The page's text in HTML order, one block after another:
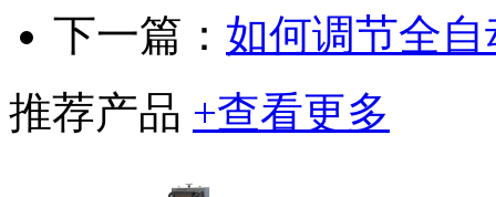
下一篇： 如何调节全
推荐产品 +查看更多